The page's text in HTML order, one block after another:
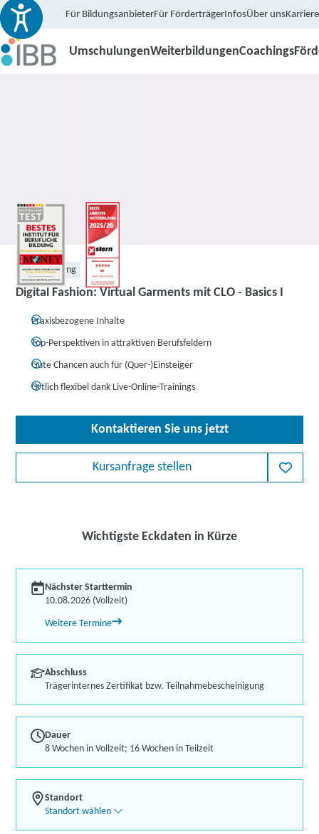
Für BildungsanbieterFür FörderträgerInfosÜber unsKarriere
UmschulungenWeiterbildungenCoachings
Weiterbildung
Digital Fashion: Virtual Garments mit CLO - Basics I
Praxisbezogene Inhalte
Top-Perspektiven in attraktiven Berufsfeldern
Gute Chancen auch für (Quer-)Einsteiger
Örtlich flexibel dank Live-Online-Trainings
Kontaktieren Sie uns jetzt
Kursanfrage stellen
Wichtigste Eckdaten in Kürze
Nächster Starttermin
10.08.2026 (Vollzeit)
Weitere Termine
Abschluss
Trägerinternes Zertifikat bzw. Teilnahmebescheinigung
Dauer
8 Wochen in Vollzeit; 16 Wochen in Teilzeit
Standort
Standort wählen